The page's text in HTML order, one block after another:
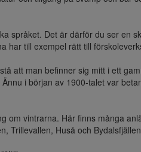
språket. Det är därför du ser en
har till exempel rätt till
att man befinner sig mitt i ett
i början av 1900-talet var
om vintrarna. Här finns många
Trillevallen, Huså och